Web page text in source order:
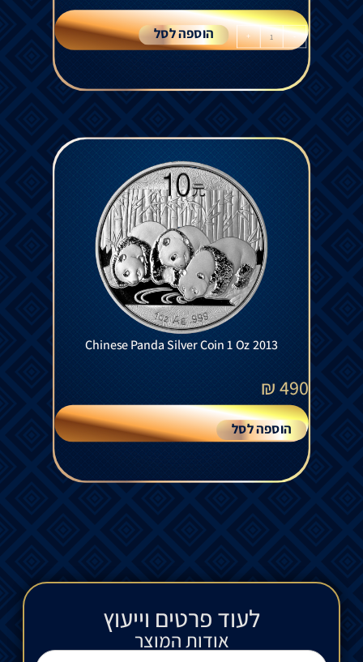
-
+ הוספה לסל
Chinese Panda Silver Coin 1 Oz 2013
490
₪
הוספה לסל
לעוד פרטים וייעוץ​
אודות המוצר